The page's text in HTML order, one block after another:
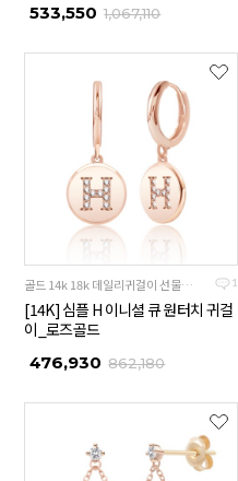
533,550 1,067,110
1
골드 14k 18k 데일리귀걸이 선물추천
[14K] 심플 H 이니셜 큐 원터치 귀걸
이_로즈골드
476,930 862,180